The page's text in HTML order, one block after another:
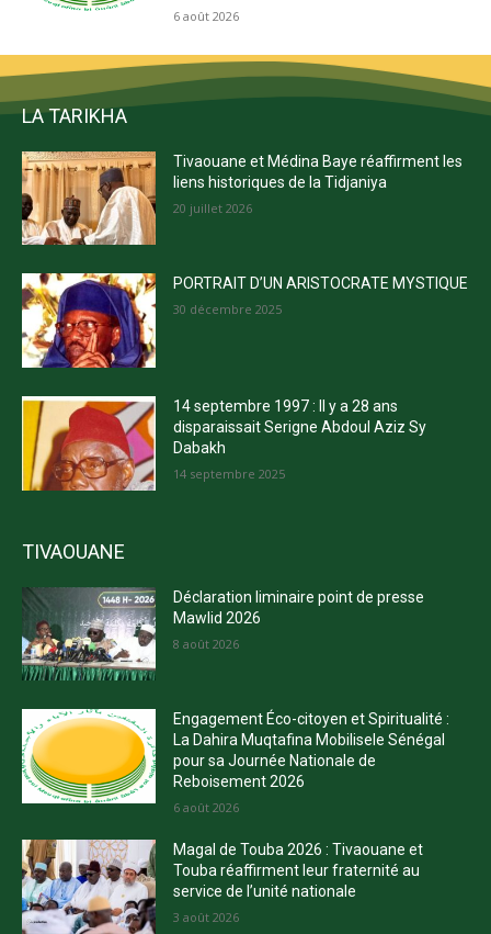
6 août 2026
LA TARIKHA
Tivaouane et Médina Baye réaffirment les
liens historiques de la Tidjaniya
20 juillet 2026
PORTRAIT D’UN ARISTOCRATE MYSTIQUE
30 décembre 2025
14 septembre 1997 : Il y a 28 ans
disparaissait Serigne Abdoul Aziz Sy
Dabakh
14 septembre 2025
TIVAOUANE
Déclaration liminaire point de presse
Mawlid 2026
8 août 2026
Engagement Éco-citoyen et Spiritualité :
La Dahira Muqtafina Mobilisele Sénégal
pour sa Journée Nationale de
Reboisement 2026
6 août 2026
Magal de Touba 2026 : Tivaouane et
Touba réaffirment leur fraternité au
service de l’unité nationale
3 août 2026